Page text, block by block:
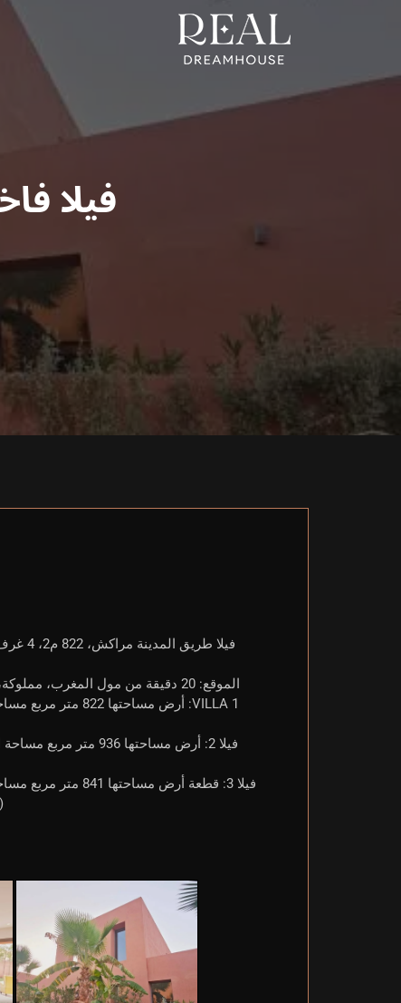
فيلا
فيلا طريق المدينة مراكش، 822 م2، 4 غرف نوم 4 غرف نوم، 3 طوابق، حمام سباحة، موقف سيارات، مساحات خضراء.
الموقع: 20 دقيقة من مول المغرب، مملوكة، مخدومة، تصريح تخطيط، VNA يمكن الحصول عليها هناك 3 فيلات متاحة: 1.
(600 000 يورو) هذه الفلل جاهزة للترحيب بك في بيئة معيشية مريحة وحديثة.